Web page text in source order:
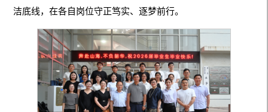
洁底线，在各自岗位守正笃实、逐梦前行。